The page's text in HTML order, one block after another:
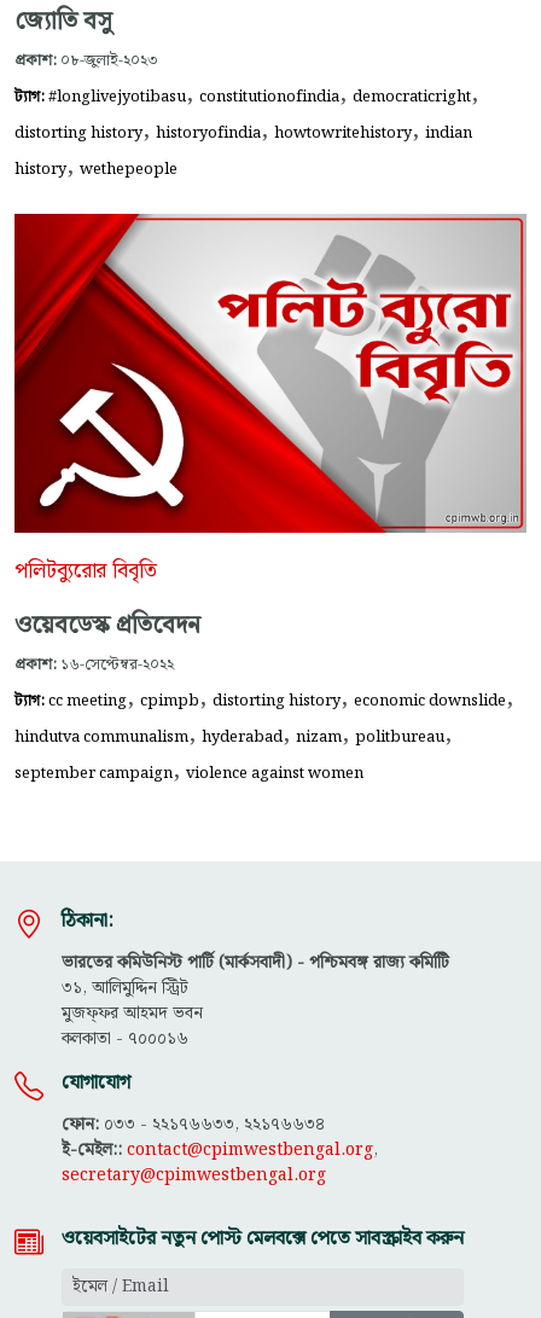
জ্যোতি বসু
প্রকাশ: ০৮-জুলাই-২০২৩
ট্যাগ:#longlivejyotibasu, constitutionofindia, democraticright,
distorting history, historyofindia, howtowritehistory, indian
history, wethepeople
পলিটব্যুরোর বিবৃতি
ওয়েবডেস্ক প্রতিবেদন
প্রকাশ: ১৬-সেপ্টেম্বর-২০২২
ট্যাগ:cc meeting, cpimpb, distorting history, economic downslide,
hindutva communalism, hyderabad, nizam, politbureau,
september campaign, violence against women
ঠিকানা:
ভারতের কমিউনিস্ট পার্টি (মার্কসবাদী) - পশ্চিমবঙ্গ রাজ্য কমিটিি
৩১, আলিমুদ্দিন স্ট্রিট
মুজফ্ফ‌র আহমদ ভবন
কলকাতা - ৭০০০১৬
যোগাযোগ
ফোন: ০৩৩ - ২২১৭৬৬৩৩, ২২১৭৬৬৩৪
ই-মেইল::contact@cpimwestbengal.org,
secretary@cpimwestbengal.org
ওয়েবসাইটের নতুন পোস্ট মেলবক্সে পেতে সাবস্ক্রাইব করুন